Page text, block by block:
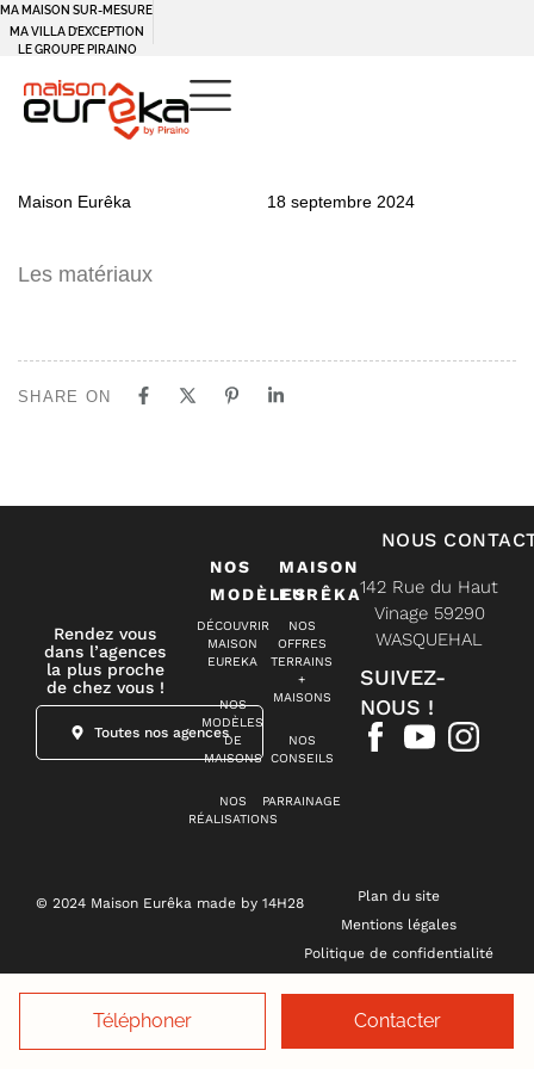
Téléphoner Contacter
MA MAISON SUR-MESURE
MA VILLA D’EXCEPTION
LE GROUPE PIRAINO
IN:
Maison Eurêka
on:
18 septembre 2024
Les matériaux
SHARE ON
Rendez vous
dans l’agences
la plus proche
de chez vous !
Toutes nos agences
NOS
MODÈLES
DÉCOUVRIR
MAISON
EUREKA
NOS
MODÈLES
DE
MAISONS
NOS
RÉALISATIONS
MAISON
EURÊKA
NOS
OFFRES
TERRAINS
+
MAISONS
NOS
CONSEILS
PARRAINAGE
NOUS
142 Rue du Haut
Vinage 59290
WASQUEHAL
SUIVEZ-
NOUS !
© 2024 Maison Eurêka made by 14H28
Plan du site
Mentions légales
Politique de confidentialité